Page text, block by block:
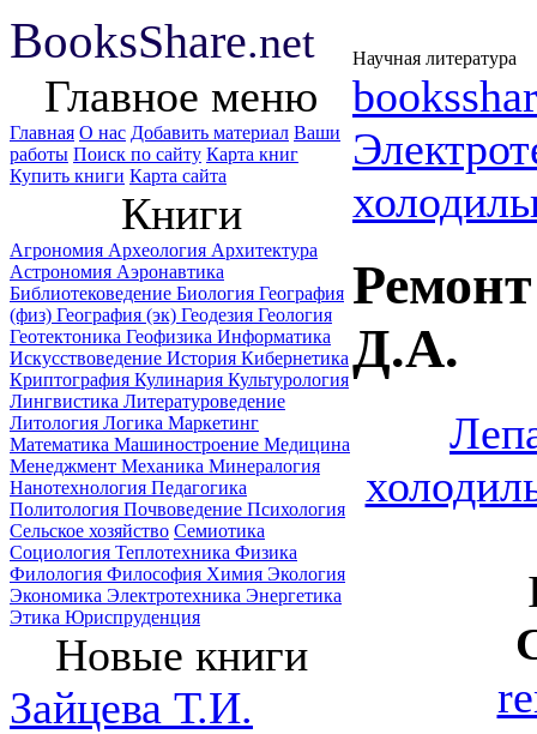
BooksShare.net Научная литература
Главное меню
Главная О нас Добавить материал Ваши
работы Поиск по сайту Карта книг
Купить книги Карта сайта
Книги
Агрономия Археология Архитектура
Астрономия Аэронавтика
Библиотековедение Биология География
(физ) География (эк) Геодезия Геология
Геотектоника Геофизика Информатика
Искусствоведение История Кибернетика
Криптография Кулинария Культурология
Лингвистика Литературоведение
Литология Логика Маркетинг
Математика Машиностроение Медицина
Менеджмент Механика Минералогия
Нанотехнология Педагогика
Политология Почвоведение Психология
Сельское хозяйство Семиотика
Социология Теплотехника Физика
Филология Философия Химия Экология
Экономика Электротехника Энергетика
Этика Юриспруденция
Новые книги
Зайцева Т.И.
Д.А.